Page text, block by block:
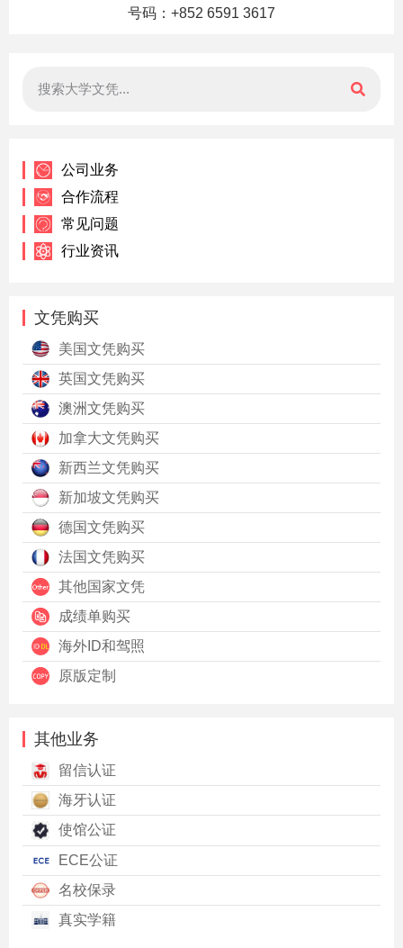
号码：+852 6591 3617
公司业务
合作流程
常见问题
行业资讯
文凭购买
美国文凭购买
英国文凭购买
澳洲文凭购买
加拿大文凭购买
新西兰文凭购买
新加坡文凭购买
德国文凭购买
法国文凭购买
其他国家文凭
成绩单购买
海外ID和驾照
原版定制
其他业务
留信认证
海牙认证
使馆公证
ECE公证
名校保录
真实学籍